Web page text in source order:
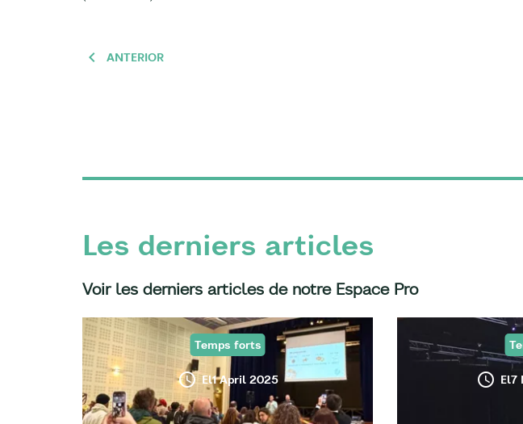
ANTERIOR
Les derniers articles
Voir les derniers articles de notre Espace Pro
Temps forts
El1 April 2025 El7